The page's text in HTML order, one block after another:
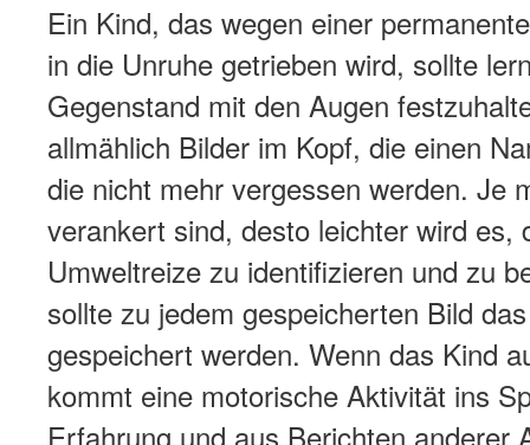
Ein Kind, das wegen einer
in die Unruhe getrieben wird, sollte
Gegenstand mit den Augen
allmählich Bilder im Kopf, die einen
die nicht mehr vergessen werden. Je
verankert sind, desto leichter wird es,
Umweltreize zu identifizieren und zu
sollte zu jedem gespeicherten Bild
gespeichert werden. Wenn das Kind
kommt eine motorische Aktivität ins
Erfahrung und aus Berichten anderer